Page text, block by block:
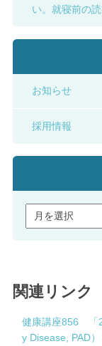
い。就寝前の
お知らせ
採用情報
関連リンク
健康講座856 「
y Disease, PAD